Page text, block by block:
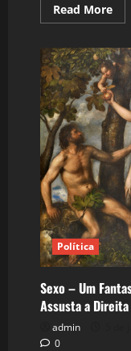
Read MoreRead
Política
Sexo – Um
Assusta a Direita
admin
0